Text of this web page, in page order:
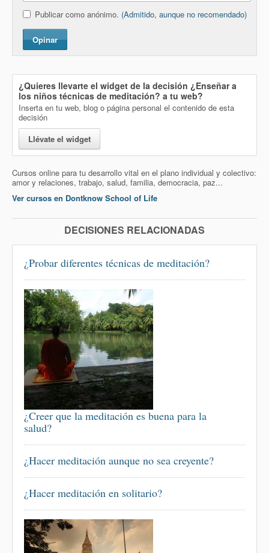
Publicar como anónimo. (Admitido, aunque no recomendado)
Opinar
¿Quieres llevarte el widget de la decisión ¿Enseñar a
los niños técnicas de meditación? a tu web?
Inserta en tu web, blog o página personal el contenido de esta
decisión
Llévate el widget
Cursos online para tu desarrollo vital en el plano individual y colectivo:
amor y relaciones, trabajo, salud, familia, democracia, paz...
Ver cursos en Dontknow School of Life
DECISIONES RELACIONADAS
¿Probar diferentes técnicas de meditación?
¿Creer que la meditación es buena para la
salud?
¿Hacer meditación aunque no sea creyente?
¿Hacer meditación en solitario?